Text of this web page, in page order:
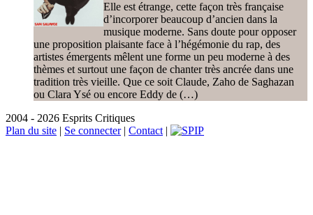
Elle est étrange, cette façon très française
d’incorporer beaucoup d’ancien dans la
musique moderne. Sans doute pour opposer
une proposition plaisante face à l’hégémonie du rap, des
artistes émergents mêlent une forme un peu moderne à des
thèmes et surtout une façon de chanter très ancrée dans une
tradition très vieille. Que ce soit Claude, Zaho de Saghazan
ou Clara Ysé ou encore Eddy de (…)
2004 - 2026 Esprits Critiques
Plan du site | Se connecter| Contact |